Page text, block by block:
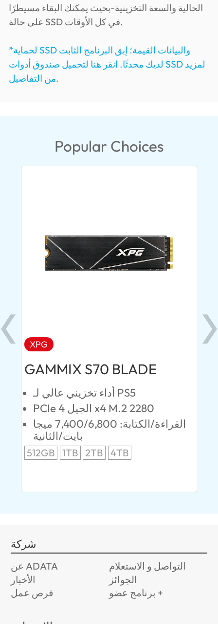
الحالية والسعة التخزينية-بحيث يمكنك البقاء مسيطرًا
على حالة SSD في كل الأوقات.
*لحماية SSD والبيانات القيمة؛ إبق البرنامج الثابت
لديك محدثًا. انقر هنا لتحميل صندوق أدوات SSD لمزيد
من التفاصيل.
Popular Choices
XPG
GAMMIX S70 BLADE
أداء تخزيني عالي لـ PS5
PCIe الجيل 4 x4 M.2 2280
القراءة/الكتابة: 7,400/6,800 ميجا
بايت/الثانية
512GB 1TB 2TB 4TB
شركة
عن ADATA
التواصل و الاستعلام
الأخبار
الجوائز
فرص عمل
برنامج عضو +